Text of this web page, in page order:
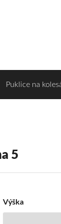
Puklice na
5
Výška